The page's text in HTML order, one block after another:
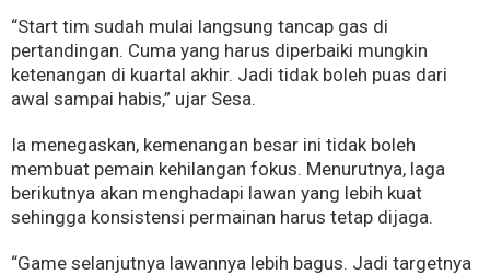
“Start tim sudah mulai langsung tancap gas di
pertandingan. Cuma yang harus diperbaiki mungkin
ketenangan di kuartal akhir. Jadi tidak boleh puas dari
awal sampai habis,” ujar Sesa.
Ia menegaskan, kemenangan besar ini tidak boleh
membuat pemain kehilangan fokus. Menurutnya, laga
berikutnya akan menghadapi lawan yang lebih kuat
sehingga konsistensi permainan harus tetap dijaga.
“Game selanjutnya lawannya lebih bagus. Jadi targetnya